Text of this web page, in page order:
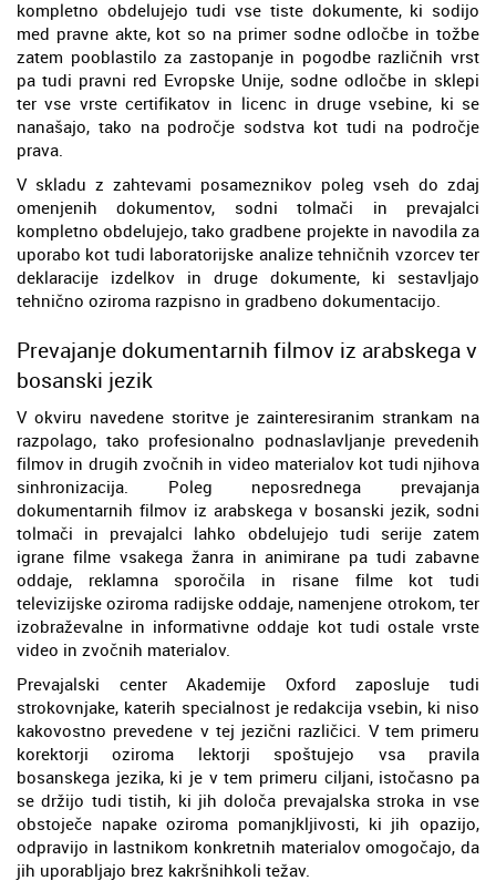
kompletno obdelujejo tudi vse tiste dokumente, ki sodijo
med pravne akte, kot so na primer sodne odločbe in tožbe
zatem pooblastilo za zastopanje in pogodbe različnih vrst
pa tudi pravni red Evropske Unije, sodne odločbe in sklepi
ter vse vrste certifikatov in licenc in druge vsebine, ki se
nanašajo, tako na področje sodstva kot tudi na področje
prava.
V skladu z zahtevami posameznikov poleg vseh do zdaj
omenjenih dokumentov, sodni tolmači in prevajalci
kompletno obdelujejo, tako gradbene projekte in navodila za
uporabo kot tudi laboratorijske analize tehničnih vzorcev ter
deklaracije izdelkov in druge dokumente, ki sestavljajo
tehnično oziroma razpisno in gradbeno dokumentacijo.
Prevajanje dokumentarnih filmov iz arabskega v
bosanski jezik
V okviru navedene storitve je zainteresiranim strankam na
razpolago, tako profesionalno podnaslavljanje prevedenih
filmov in drugih zvočnih in video materialov kot tudi njihova
sinhronizacija. Poleg neposrednega prevajanja
dokumentarnih filmov iz arabskega v bosanski jezik, sodni
tolmači in prevajalci lahko obdelujejo tudi serije zatem
igrane filme vsakega žanra in animirane pa tudi zabavne
oddaje, reklamna sporočila in risane filme kot tudi
televizijske oziroma radijske oddaje, namenjene otrokom, ter
izobraževalne in informativne oddaje kot tudi ostale vrste
video in zvočnih materialov.
Prevajalski center Akademije Oxford zaposluje tudi
strokovnjake, katerih specialnost je redakcija vsebin, ki niso
kakovostno prevedene v tej jezični različici. V tem primeru
korektorji oziroma lektorji spoštujejo vsa pravila
bosanskega jezika, ki je v tem primeru ciljani, istočasno pa
se držijo tudi tistih, ki jih določa prevajalska stroka in vse
obstoječe napake oziroma pomanjkljivosti, ki jih opazijo,
odpravijo in lastnikom konkretnih materialov omogočajo, da
jih uporabljajo brez kakršnihkoli težav.